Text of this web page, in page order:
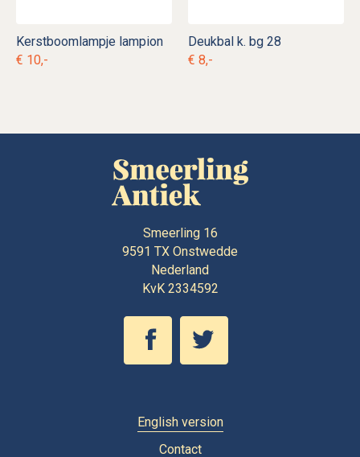
Kerstboomlampje lampion
€ 10,-
Deukbal k. bg 28
€ 8,-
Smeerling 16
9591 TX Onstwedde
Nederland
KvK 2334592
English version
Contact